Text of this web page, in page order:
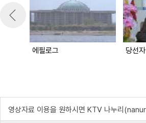
에필로그 당선
영상자료 이용을 원하시면 KTV 나누리